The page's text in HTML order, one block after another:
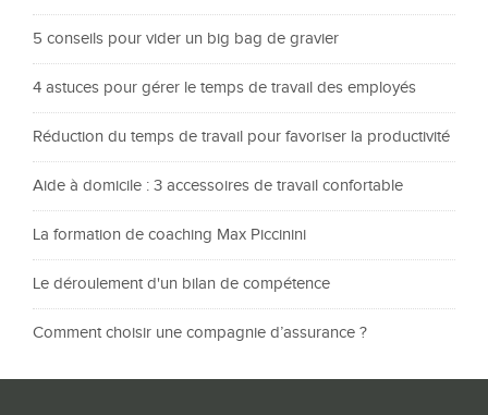
5 conseils pour vider un big bag de gravier
4 astuces pour gérer le temps de travail des employés
Réduction du temps de travail pour favoriser la productivité
Aide à domicile : 3 accessoires de travail confortable
La formation de coaching Max Piccinini
Le déroulement d'un bilan de compétence
Comment choisir une compagnie d’assurance ?